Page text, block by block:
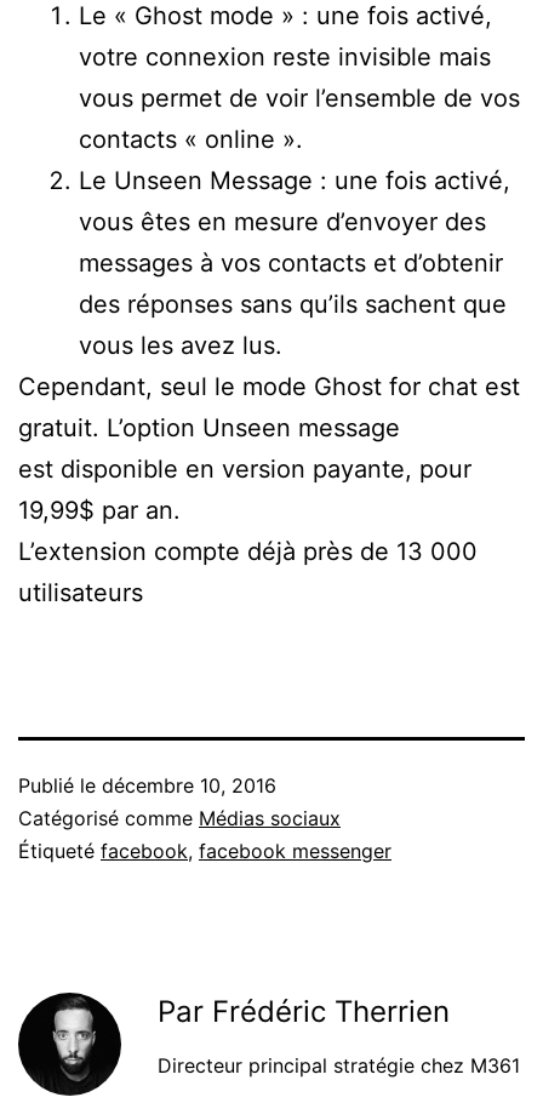
Le « Ghost mode » : une fois activé,
votre connexion reste invisible mais
vous permet de voir l’ensemble de vos
contacts « online ».
Le Unseen Message : une fois activé,
vous êtes en mesure d’envoyer des
messages à vos contacts et d’obtenir
des réponses sans qu’ils sachent que
vous les avez lus.
Cependant, seul le mode Ghost for chat est
gratuit. L’option Unseen message
est disponible en version payante, pour
19,99$ par an.
L’extension compte déjà près de 13 000
utilisateurs
Publié le décembre 10, 2016
Catégorisé comme Médias sociaux
Étiqueté facebook, facebook messenger
Par Frédéric Therrien
Directeur principal stratégie chez M361